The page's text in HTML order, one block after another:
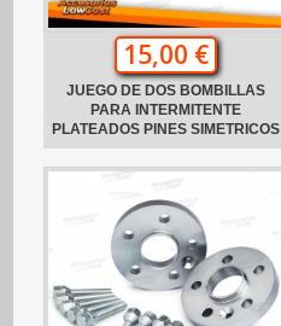
15,00 €
JUEGO DE DOS BOMBILLAS
PARA INTERMITENTE
PLATEADOS PINES SIMETRICOS